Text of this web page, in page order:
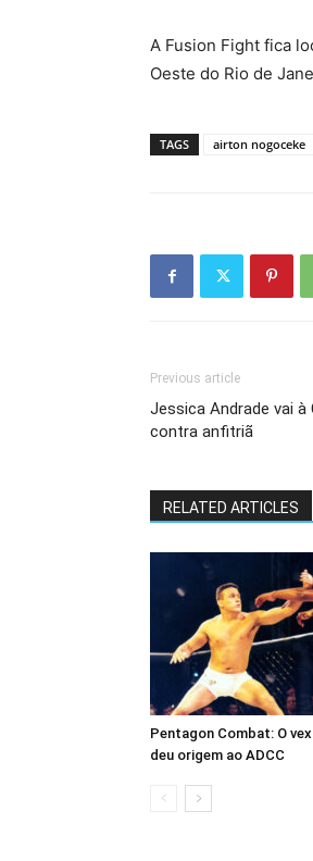
A Fusion Fight fica
Oeste do Rio de
TAGS airton nogoceke
Previous article
Jessica Andrade vai
contra anfitriã
RELATED ARTICLES
Pentagon Combat: O
deu origem ao ADCC